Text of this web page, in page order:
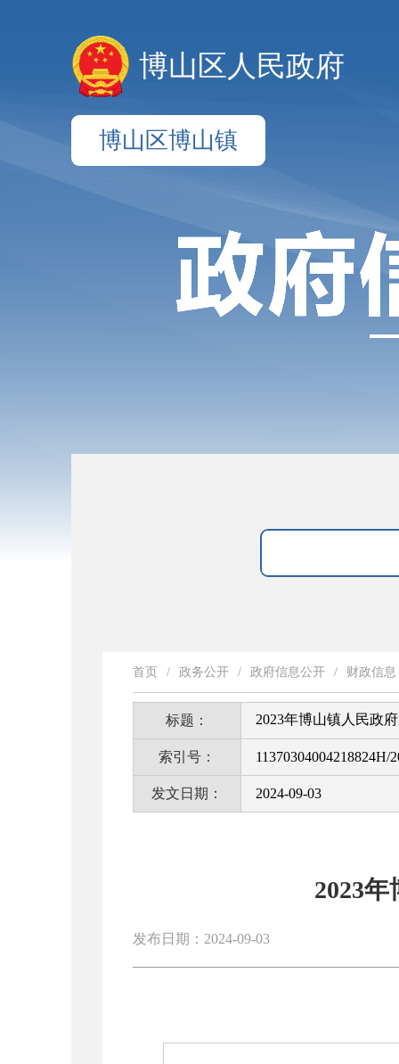
博山区人民政府
博山区博山镇
首页 / 政务公开 / 政府信息公开 / 财政信息
标题： 2023年博山镇人民政
索引号： 11370304004218824H/
发文日期： 2024-09-03
2023
发布日期：2024-09-03